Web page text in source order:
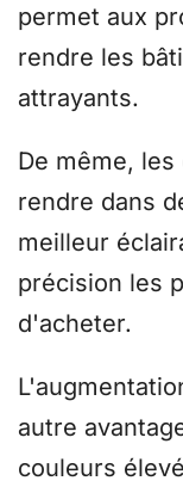
permet aux
rendre les
attrayants.
De même,
rendre dans
meilleur
précision les
d'acheter.
autre
couleurs